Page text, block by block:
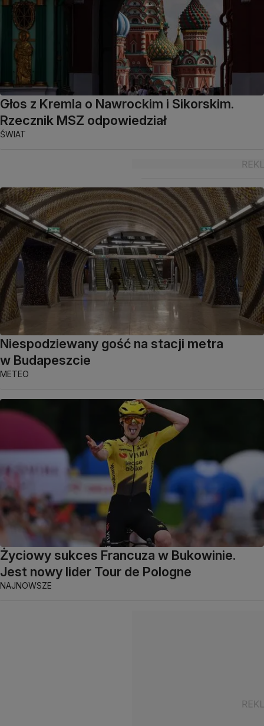
Głos z Kremla o Nawrockim i Sikorskim.
Rzecznik MSZ odpowiedział
ŚWIAT
Niespodziewany gość na stacji metra
w Budapeszcie
METEO
Życiowy sukces Francuza w Bukowinie.
Jest nowy lider Tour de Pologne
NAJNOWSZE